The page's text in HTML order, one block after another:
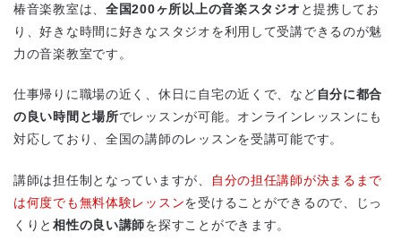
椿音楽教室は、全国200ヶ所以上の音楽スタジオ と提携してお
り、好きな時間に好きなスタジオを利用して受講できるのが魅
力の音楽教室です。
仕事帰りに職場の近く、休日に自宅の近くで、など自分に都合
の良い時間と場所でレッスンが可能。オンラインレッスンにも
対応しており、全国の講師のレッスンを受講可能です。
講師は担任制となっていますが、
自分の担任講師が決まるまで
は何度でも無料体験レッスンを受けることができるので、じっ
くりと相性の良い講師を探すことができます。